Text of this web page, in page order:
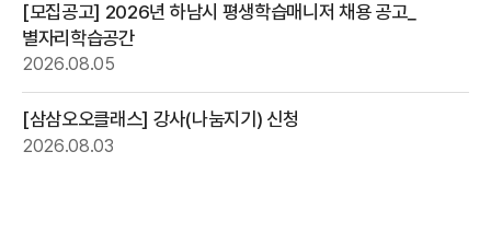
[모집공고] 2026년 하남시 평생학습매니저 채용 공고_
별자리학습공간
2026.08.05
[삼삼오오클래스] 강사(나눔지기) 신청
2026.08.03